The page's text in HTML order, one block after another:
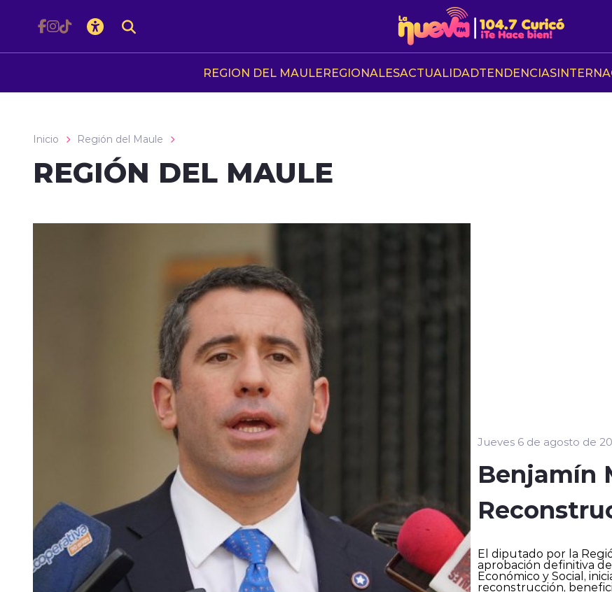
REGION DEL MAULEREGIONALESACTUALIDADTENDENCIAS
Inicio Región del Maule
REGIÓN DEL MAULE
Jueves 6 de agosto de
Benjamín
El diputado por la
aprobación definitiva
Económico y Social,
reconstrucción,